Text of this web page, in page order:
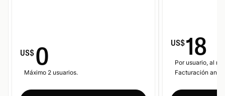
US$ 0
Máximo 2 usuarios.
US$18
Por usuario, al
Facturación